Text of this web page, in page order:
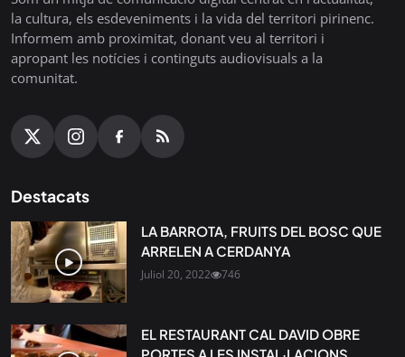
la cultura, els esdeveniments i la vida del territori pirinenc.
Informem amb proximitat, donant veu al territori i
apropant les notícies i continguts audiovisuals a la
comunitat.
Destacats
LA BARROTA, FRUITS DEL BOSC QUE
ARRELEN A CERDANYA
Juliol 20, 2022 746
EL RESTAURANT CAL DAVID OBRE